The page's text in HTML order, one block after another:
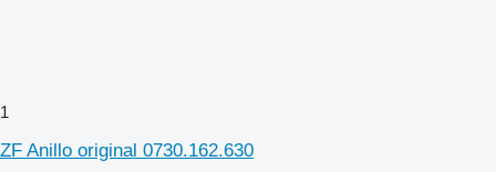
1
ZF Anillo original 0730.162.630